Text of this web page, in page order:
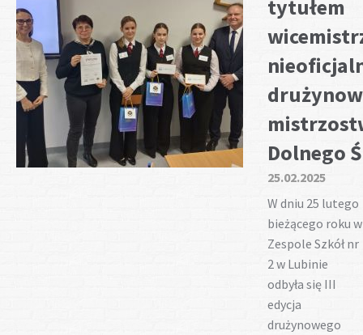
tytułem
Dolnego
25.02.2025
W dniu 25 lutego
bieżącego roku w
Zespole Szkół nr
2 w Lubinie
odbyła się III
edycja
drużynowego